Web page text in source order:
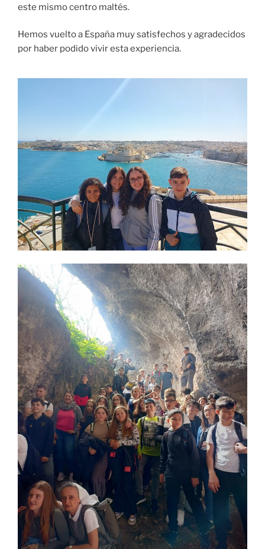
este mismo centro maltés.
Hemos vuelto a España muy satisfechos y agradecidos
por haber podido vivir esta experiencia.